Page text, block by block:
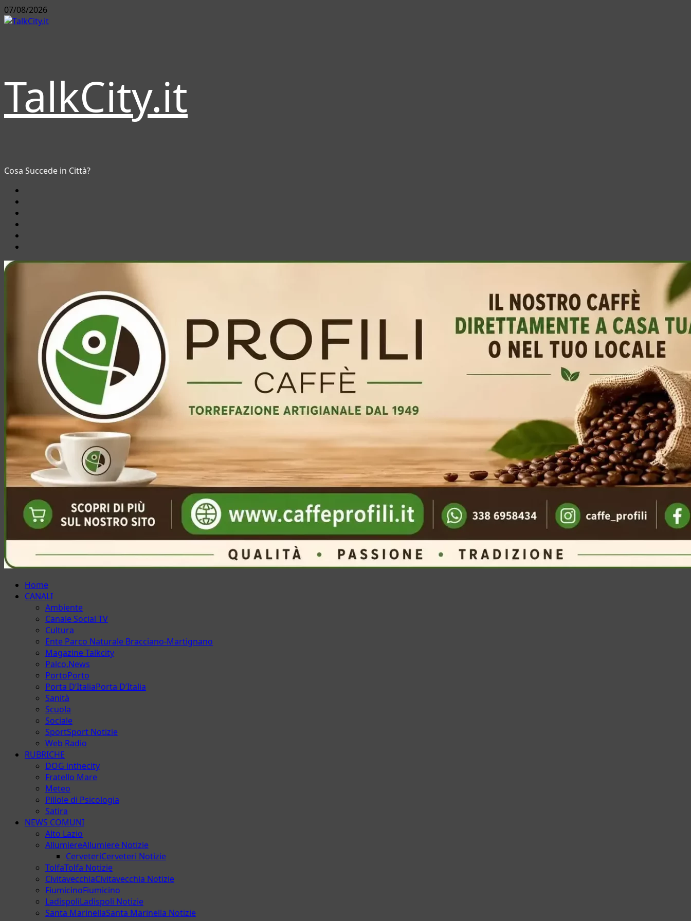
Vai
al
07/08/2026
TalkCity.it
Cosa Succede in Città?
Menu
principale
Home
CANALI
Ambiente
Canale Social TV
Cultura
Ente Parco Naturale Bracciano-Martignano
Magazine Talkcity
Palco.News
PortoPorto
Porta D’ItaliaPorta D’Italia
Sanità
Scuola
Sociale
SportSport Notizie
Web Radio
RUBRICHE
DOG inthecity
Fratello Mare
Meteo
Pillole di Psicologia
Satira
NEWS COMUNI
Alto Lazio
AllumiereAllumiere Notizie
CerveteriCerveteri Notizie
TolfaTolfa Notizie
CivitavecchiaCivitavecchia Notizie
FiumicinoFiumicino
LadispoliLadispoli Notizie
Santa MarinellaSanta Marinella Notizie